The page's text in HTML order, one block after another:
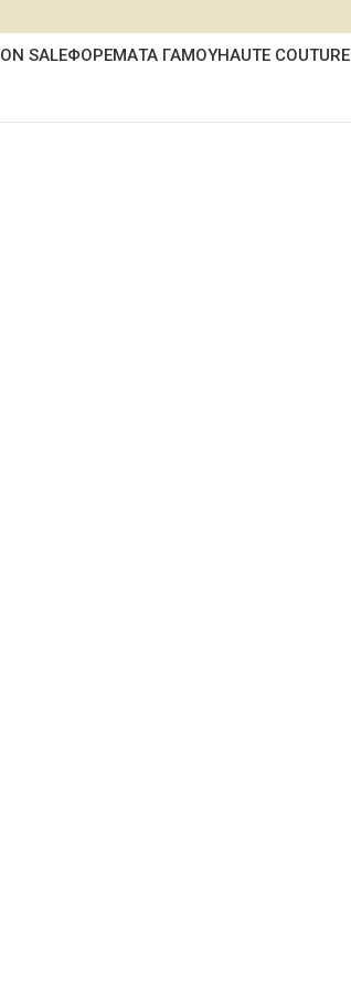
ON SALEΦΟΡΕΜΑΤΑ ΓΑΜΟΥHAUTE COUTURE